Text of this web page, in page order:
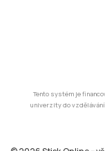
Tento systém je